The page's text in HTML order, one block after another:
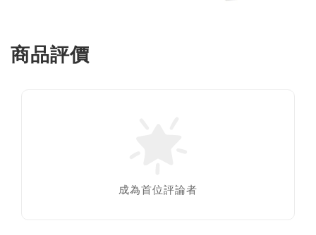
商品評價
成為首位評論者